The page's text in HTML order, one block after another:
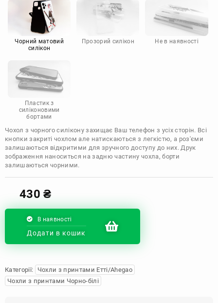
Motorola
Чорний матовий
силікон
Прозорий силікон Не в наявності
Пластик з
силіконовими
бортами
Чохол з чорного силікону захищає Ваш телефон з усіх сторін. Всі
кнопки закриті чохлом але натискаються з легкістю, а роз'єми
залишаються відкритими для зручного доступу до них. Друк
зображення наноситься на задню частину чохла, борти
залишаються чорними.
430₴
В наявності
Додати в кошик
Категорії:
Чохли з принтами Етті/Ahegao
Чохли з принтами Чорно-білі